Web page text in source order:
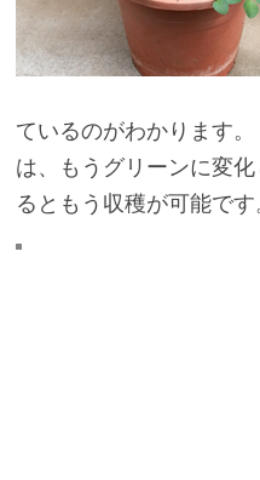
ているのがわかります
は、もうグリーンに変
るともう収穫が可能です